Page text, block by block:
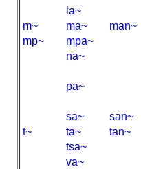
la~
m~
ma~ man~
mp~
mpa~
na~
pa~
sa~
san~
t~ ta~ tan~
tsa~
va~